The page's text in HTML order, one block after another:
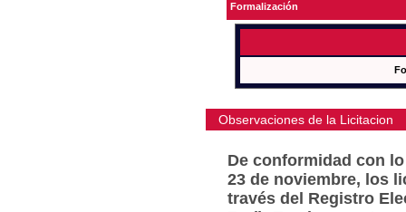
Formalización
Observaciones de la Licitacion
De conformidad con
23 de noviembre, los
través del Registro